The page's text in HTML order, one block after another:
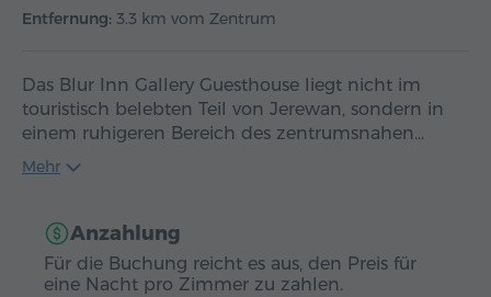
Entfernung: 3.3 km vom Zentrum
Das Blur Inn Gallery Guesthouse liegt nicht im
touristisch belebten Teil von Jerewan, sondern in
einem ruhigeren Bereich des zentrumsnahen…
Mehr
Anzahlung
Für die Buchung reicht es aus, den Preis für
eine Nacht pro Zimmer zu zahlen.